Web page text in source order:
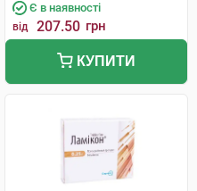
Є в наявності
від 207.50 грн
КУПИТИ